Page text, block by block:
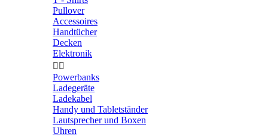
Pullover
Accessoires
Handtücher
Decken
Elektronik
 
Powerbanks
Ladegeräte
Ladekabel
Handy und Tabletständer
Lautsprecher und Boxen
Uhren